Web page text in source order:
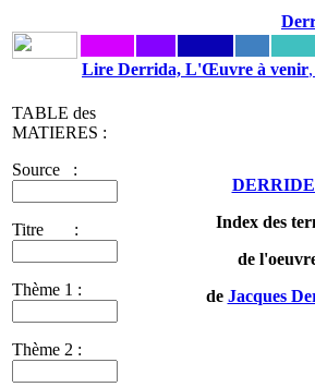
Lire Derrida, L'Œuvre à venir
TABLE des
MATIERES :
Source :
Titre :
Thème 1 :
Thème 2 :
Index des
de
de Jacques